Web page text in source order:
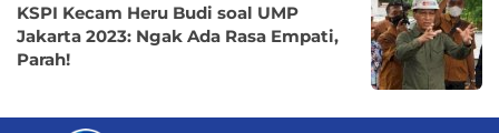
KSPI Kecam Heru Budi soal UMP
Jakarta 2023: Ngak Ada Rasa Empati,
Parah!